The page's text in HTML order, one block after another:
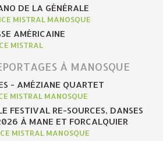
DE LA GÉNÉRALE
MISTRAL MANOSQUE
AMÉRICAINE
MISTRAL
À MANOSQUE
- AMÉZIANE QUARTET
MISTRAL MANOSQUE
FESTIVAL RE-SOURCES, DANSES
À MANE ET FORCALQUIER
MISTRAL MANOSQUE